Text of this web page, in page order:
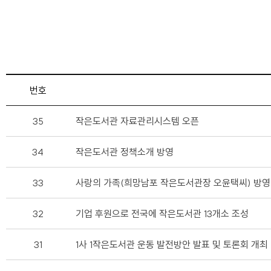
번호
35 작은도서관 자료관리시스템 오픈
34 작은도서관 정책소개 방영
33 사랑의 가족(희망남포 작은도서관장 오윤택씨) 방영
32 기업 후원으로 전국에 작은도서관 13개소 조성
31 1사 1작은도서관 운동 발전방안 발표 및 토론회 개최